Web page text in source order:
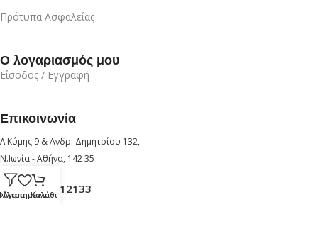
Πρότυπα Ασφαλείας
Ο λογαριασμός μου
Είσοδος / Εγγραφή
Επικοινωνία
Λ.Κύμης 9 & Ανδρ. Δημητρίου 132,
Ν.Ιωνία - Αθήνα, 142 35
+30 210 6912133
Αγαπημένα
Καλάθι